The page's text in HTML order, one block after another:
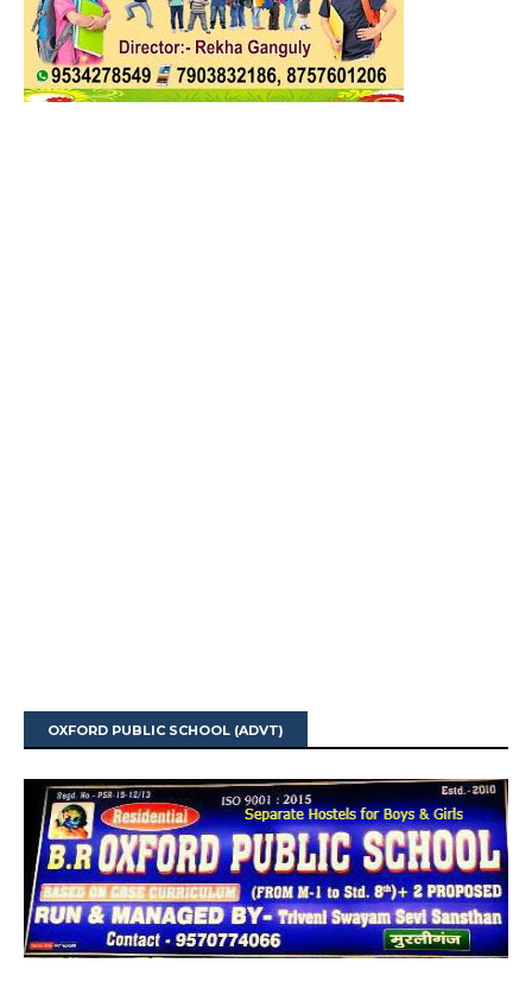
OXFORD PUBLIC SCHOOL (ADVT)